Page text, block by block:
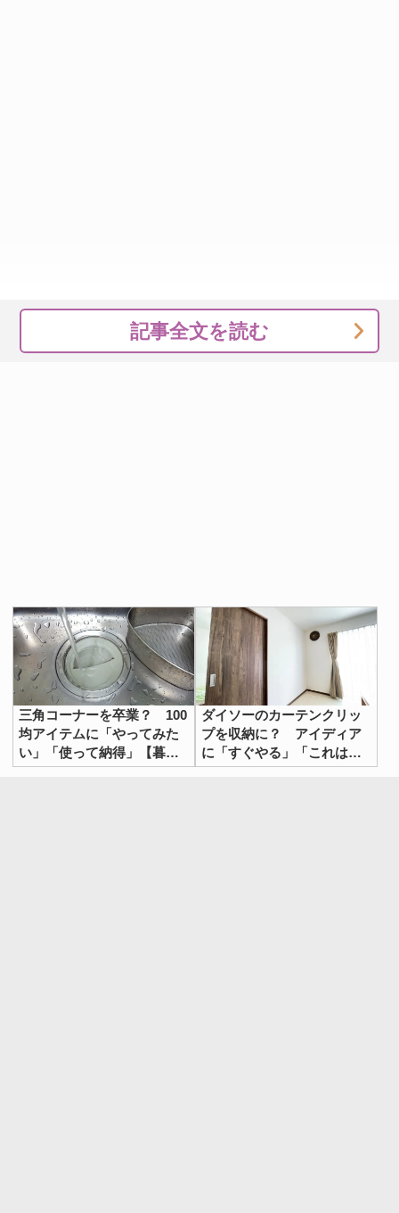
記事全文を読む
三角コーナーを卒業？ 100
均アイテムに「やってみた
い」「使って納得」【暮ら
しの工夫4選】
ダイソーのカーテンクリッ
プを収納に？ アイディア
に「すぐやる」「これは助
かる」【100均グッズ活用法